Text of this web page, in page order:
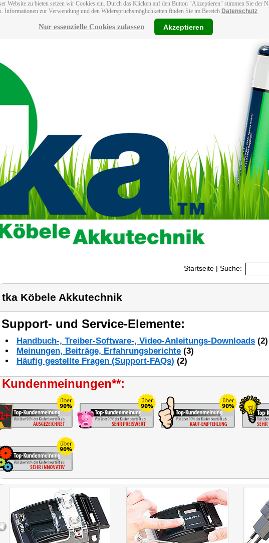
Website zu bieten setzen wir Cookies ein. Durch das Klicken auf den Button "Akzeptieren" stimmen Sie der
Informationen zur Verwendung und den Widerspruchsmöglichkeiten finden Sie im Bereich Datenschutz
Nur essenzielle Cookies zulassen Akzeptieren
Startseite | Suche:
tka Köbele Akkutechnik
Support- und Service-Elemente:
Handbuch-, Treiber-Software-, Video-Anleitungs-Downloads (2)
Meinungen, Beiträge, Erfahrungsberichte (3)
Häufig gestellte Fragen (Support-FAQs) (2)
Kundenmeinungen**: